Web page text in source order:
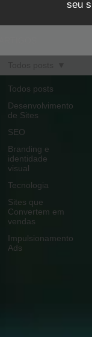
seu
Todos posts
Desenvolvimento
de Sites
SEO
Branding e
identidade
visual
Tecnologia
Sites que
Convertem em
vendas
Impulsionamento
Ads